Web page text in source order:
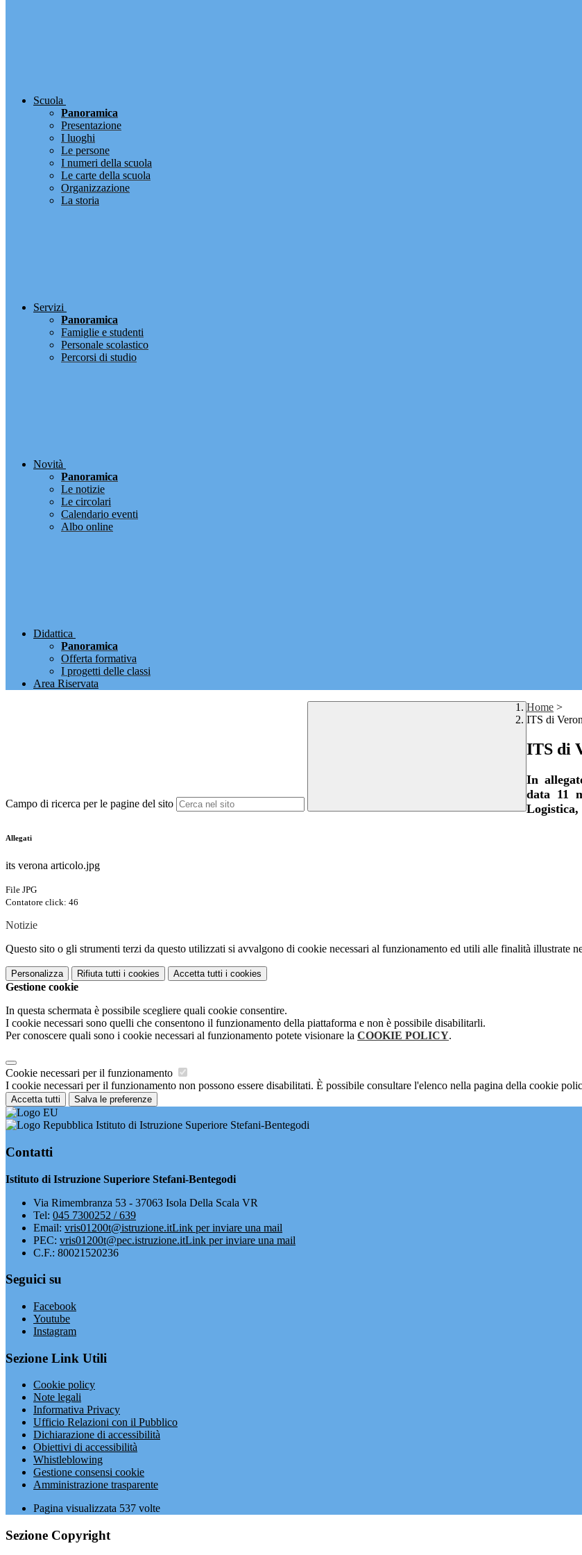
Scuola
Panoramica
Presentazione
I luoghi
Le persone
I numeri della scuola
Le carte della scuola
Organizzazione
La storia
Servizi
Panoramica
Famiglie e studenti
Personale scolastico
Percorsi di studio
Novità
Panoramica
Le notizie
Le circolari
Calendario eventi
Albo online
Didattica
Panoramica
Offerta formativa
I progetti delle classi
Area Riservata
Campo di ricerca per le pagine del sito
Home >
ITS di
ITS di
In
data 11
Logistica,
Allegati
its verona articolo.jpg
File JPG
Contatore click: 46
Notizie
Questo sito o gli strumenti terzi da questo utilizzati si avvalgono di cookie necessari al funzionamento ed utili alle finalità illustrate
Personalizza Rifiuta tutti i cookies Accetta tutti i cookies
Gestione cookie
In questa schermata è possibile scegliere quali cookie consentire.
I cookie necessari sono quelli che consentono il funzionamento della piattaforma e non è possibile disabilitarli.
Per conoscere quali sono i cookie necessari al funzionamento potete visionare la COOKIE POLICY.
Cookie necessari per il funzionamento
I cookie necessari per il funzionamento non possono essere disabilitati. È possibile consultare l'elenco nella pagina della cookie
Accetta tutti Salva le preferenze
Istituto di Istruzione Superiore Stefani-Bentegodi
Contatti
Istituto di Istruzione Superiore Stefani-Bentegodi
Via Rimembranza 53 - 37063 Isola Della Scala VR
Tel: 045 7300252 / 639
Email: vris01200t@istruzione.itLink per inviare una mail
PEC: vris01200t@pec.istruzione.itLink per inviare una mail
C.F.: 80021520236
Seguici su
Facebook
Youtube
Instagram
Sezione Link Utili
Cookie policy
Note legali
Informativa Privacy
Ufficio Relazioni con il Pubblico
Dichiarazione di accessibilità
Obiettivi di accessibilità
Whistleblowing
Gestione consensi cookie
Amministrazione trasparente
Pagina visualizzata 537 volte
Sezione Copyright